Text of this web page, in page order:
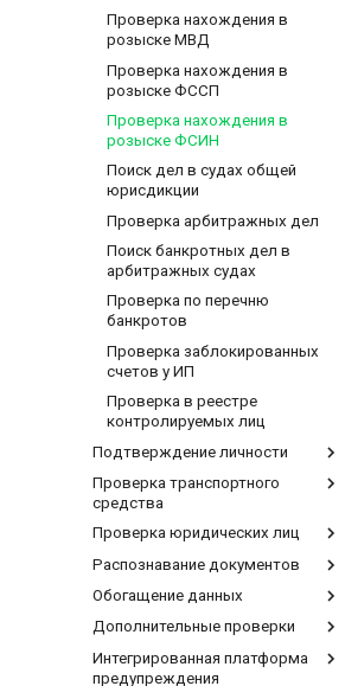
Проверка нахождения в
розыске МВД
Проверка нахождения в
розыске ФССП
Проверка нахождения в
розыске ФСИН
Поиск дел в судах общей
юрисдикции
Проверка арбитражных дел
Поиск банкротных дел в
арбитражных судах
Проверка по перечню
банкротов
Проверка заблокированных
счетов у ИП
Проверка в реестре
контролируемых лиц
Подтверждение личности
Проверка использования
телефонного номера
телефон
Проверка связки ФИО-email
Проверка срока жизни
телефонного номера
Проверка транспортного
средства
Проверка регистрационной
информации по ГРЗ
Проверка нахождения в
розыске
Проверка юридических лиц
Поиск ЮЛ в ЕГРЮЛ. Получение
основных данных
Проверка в реестре банкротов
Распознавание документов
Определение типа документа
Распознавание паспорта
Распознавание регистрации
Обогащение данных
Получение ИНН по ФИО и
Получение информации об
Дополнительные проверки
Проверка соответствия ИНН и
паспортных данных
Интегрированная платформа
предупреждения